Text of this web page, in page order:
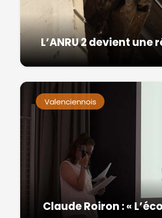
L’ANRU 2 devient
Valenciennois
Claude Roiron : «